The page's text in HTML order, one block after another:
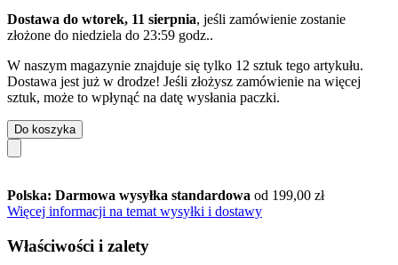
Dostawa do wtorek, 11 sierpnia, jeśli zamówienie zostanie
złożone do niedziela do 23:59 godz..
W naszym magazynie znajduje się tylko 12 sztuk tego artykułu.
Dostawa jest już w drodze! Jeśli złożysz zamówienie na więcej
sztuk, może to wpłynąć na datę wysłania paczki.
Do koszyka
Polska: Darmowa wysyłka standardowa od 199,00 zł
Więcej informacji na temat wysyłki i dostawy
Właściwości i zalety